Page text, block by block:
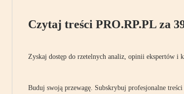
Czytaj treści PRO.RP.PL za
Zyskaj dostęp do rzetelnych analiz, opinii ekspertów i
Buduj swoją przewagę. Subskrybuj profesjonalne